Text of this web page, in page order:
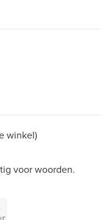
winkel)
voor woorden.